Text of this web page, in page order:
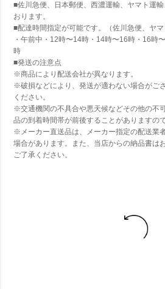
■佐川急便、日本郵便、西濃運輸、ヤマト運
おります。
■配達時間指定が可能です。（佐川急便、ヤマ
・午前中・12時〜14時・14時〜16時・16時
時
■発送の注意点
※商品により配送会社が異なります。
※破損などにより、発送が適わない場合がご
ください。
※交通機関の不具合や悪天候などその他の不
品の到着時間帯が前後することがありますの
※メーカー直送品は、メーカー指定の配送業
場合があります。また、当店からの納品書は
ご了承ください。